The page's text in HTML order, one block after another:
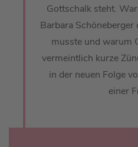
Gottschalk steht.
Barbara Schöneberger
musste und warum
vermeintlich kurze
in der neuen Folge
einer